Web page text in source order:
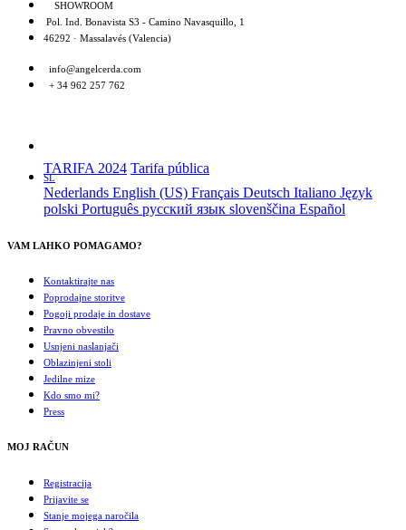
SHOWROOM
Pol. Ind. Bonavista S3 - Camino Navasquillo, 1
46292 · Massalavés (Valencia)
info@angelcerda.com
+ 34 962 257 762
TARIFA 2024 Tarifa pública
SL
Nederlands English (US) Français Deutsch Italiano Język
polski Português русский язык slovenščina Español
VAM LAHKO POMAGAMO?
Kontaktirajte nas
Poprodajne storitve
Pogoji prodaje in dostave
Pravno obvestilo
Usnjeni naslanjači
Oblazinjeni stoli
Jedilne mize
Kdo smo mi?
Press
MOJ RAČUN
Registracija
Prijavite se
Stanje mojega naročila